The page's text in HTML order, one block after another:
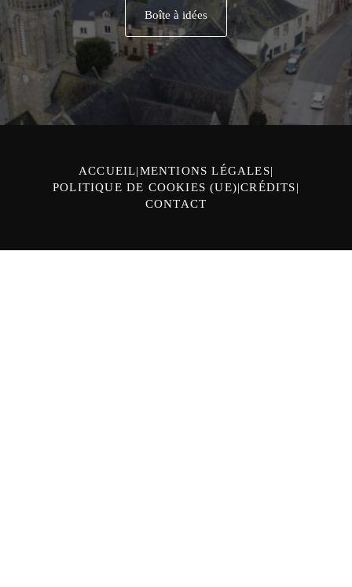
Boîte à idées
ACCUEIL MENTIONS LÉGALES
POLITIQUE DE COOKIES (UE) CRÉDITS
CONTACT